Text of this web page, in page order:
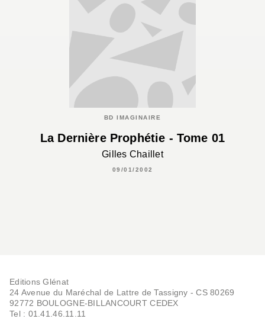
BD IMAGINAIRE
La Dernière Prophétie - Tome 01
Gilles Chaillet
09/01/2002
Editions Glénat
24 Avenue du Maréchal de Lattre de Tassigny - CS 80269
92772 BOULOGNE-BILLANCOURT CEDEX
Tel : 01.41.46.11.11